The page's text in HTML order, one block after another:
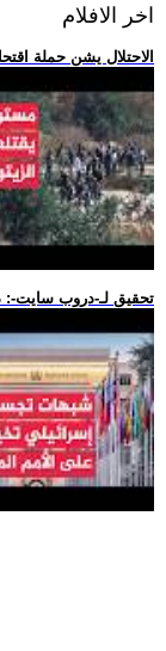
اخر الافلام
.. الاحتلال يشن حملة
.. تحقيق لـ-دروب سايت-: